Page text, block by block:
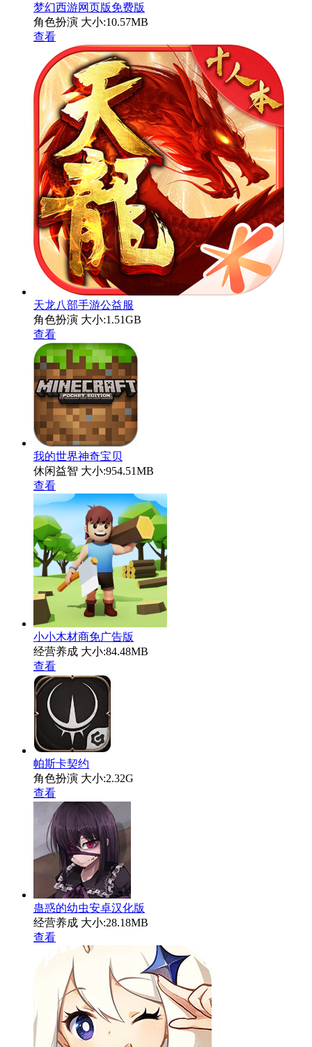
梦幻西游网页版免费版
角色扮演 大小:10.57MB
查看
天龙八部手游公益服
角色扮演 大小:1.51GB
查看
我的世界神奇宝贝
休闲益智 大小:954.51MB
查看
小小木材商免广告版
经营养成 大小:84.48MB
查看
帕斯卡契约
角色扮演 大小:2.32G
查看
蛊惑的幼虫安卓汉化版
经营养成 大小:28.18MB
查看